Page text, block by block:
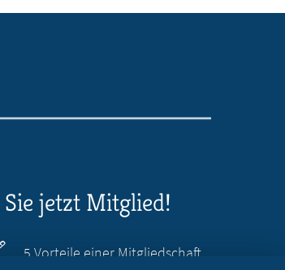
jetzt Mitglied!
5 Vorteile einer Mitgliedschaft